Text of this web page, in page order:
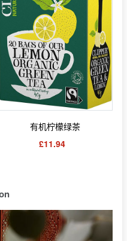
有机柠檬绿茶
£11.94